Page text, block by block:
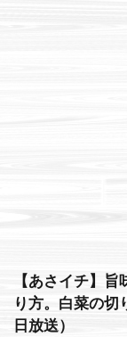
【あさイチ】
り方。白菜の切
日放送）